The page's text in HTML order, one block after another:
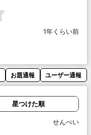
1年くらい前
お題通報 ユーザー通報
星つけた順
せんべい